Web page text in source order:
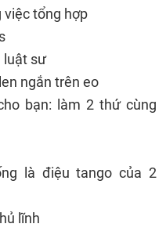
việc tổng hợp
luật sư
ngắn trên eo
bạn: làm 2 thứ cùng
là điệu tango của 2
lĩnh